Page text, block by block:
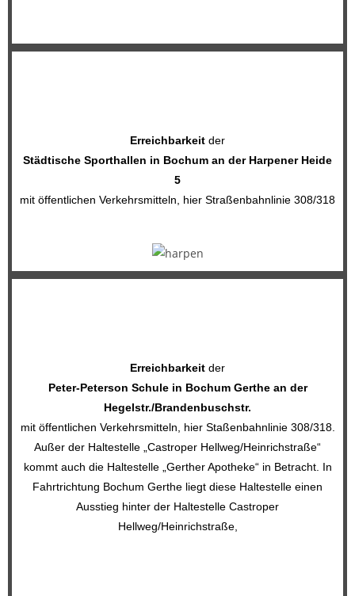
Erreichbarkeit der
Städtische Sporthallen in Bochum an der Harpener Heide
5
mit öffentlichen Verkehrsmitteln, hier Straßenbahnlinie 308/318
Erreichbarkeit der
Peter-Peterson Schule in Bochum Gerthe an der
Hegelstr./Brandenbuschstr.
mit öffentlichen Verkehrsmitteln, hier Staßenbahnlinie 308/318.
Außer der Haltestelle „Castroper Hellweg/Heinrichstraße“
kommt auch die Haltestelle „Gerther Apotheke“ in Betracht. In
Fahrtrichtung Bochum Gerthe liegt diese Haltestelle einen
Ausstieg hinter der Haltestelle Castroper
Hellweg/Heinrichstraße,